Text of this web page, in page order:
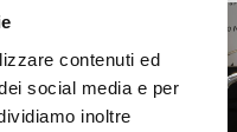
contenuti ed
social media e per
inoltre